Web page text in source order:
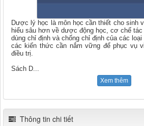
Dược lý học là môn học cần thiết cho sinh
hiểu sâu hơn về dược động học, cơ chế
dùng chỉ định và chống chỉ định của các
các kiến thức cần nắm vững để phục vụ
điều trị.
Sách D
Xem thêm
Thông tin chi tiết